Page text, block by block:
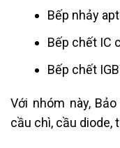
Bếp nhảy
Bếp chết IC
Bếp chết
Với nhóm này,
cầu chì, cầu diode,